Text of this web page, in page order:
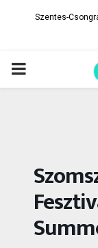
Szentes-
PRIMARY